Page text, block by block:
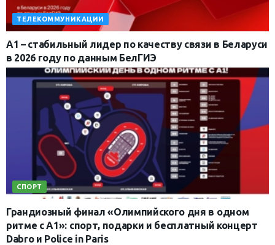
ТЕЛЕКОММУНИКАЦИИ
А1 – стабильный лидер по качеству связи в Беларуси
в 2026 году по данным БелГИЭ
СПОРТ
Грандиозный финал «Олимпийского дня в одном
ритме с А1»: спорт, подарки и бесплатный концерт
Dabro и Police in Paris